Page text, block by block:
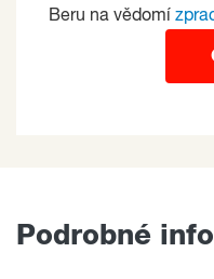
Beru na vědomí
Podrobné